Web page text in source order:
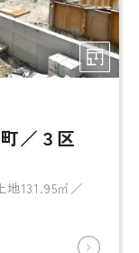
／３区
131.95㎡／